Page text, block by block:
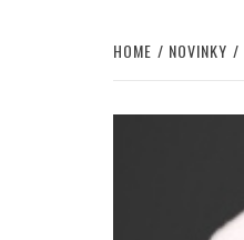
HOME NOVINKY